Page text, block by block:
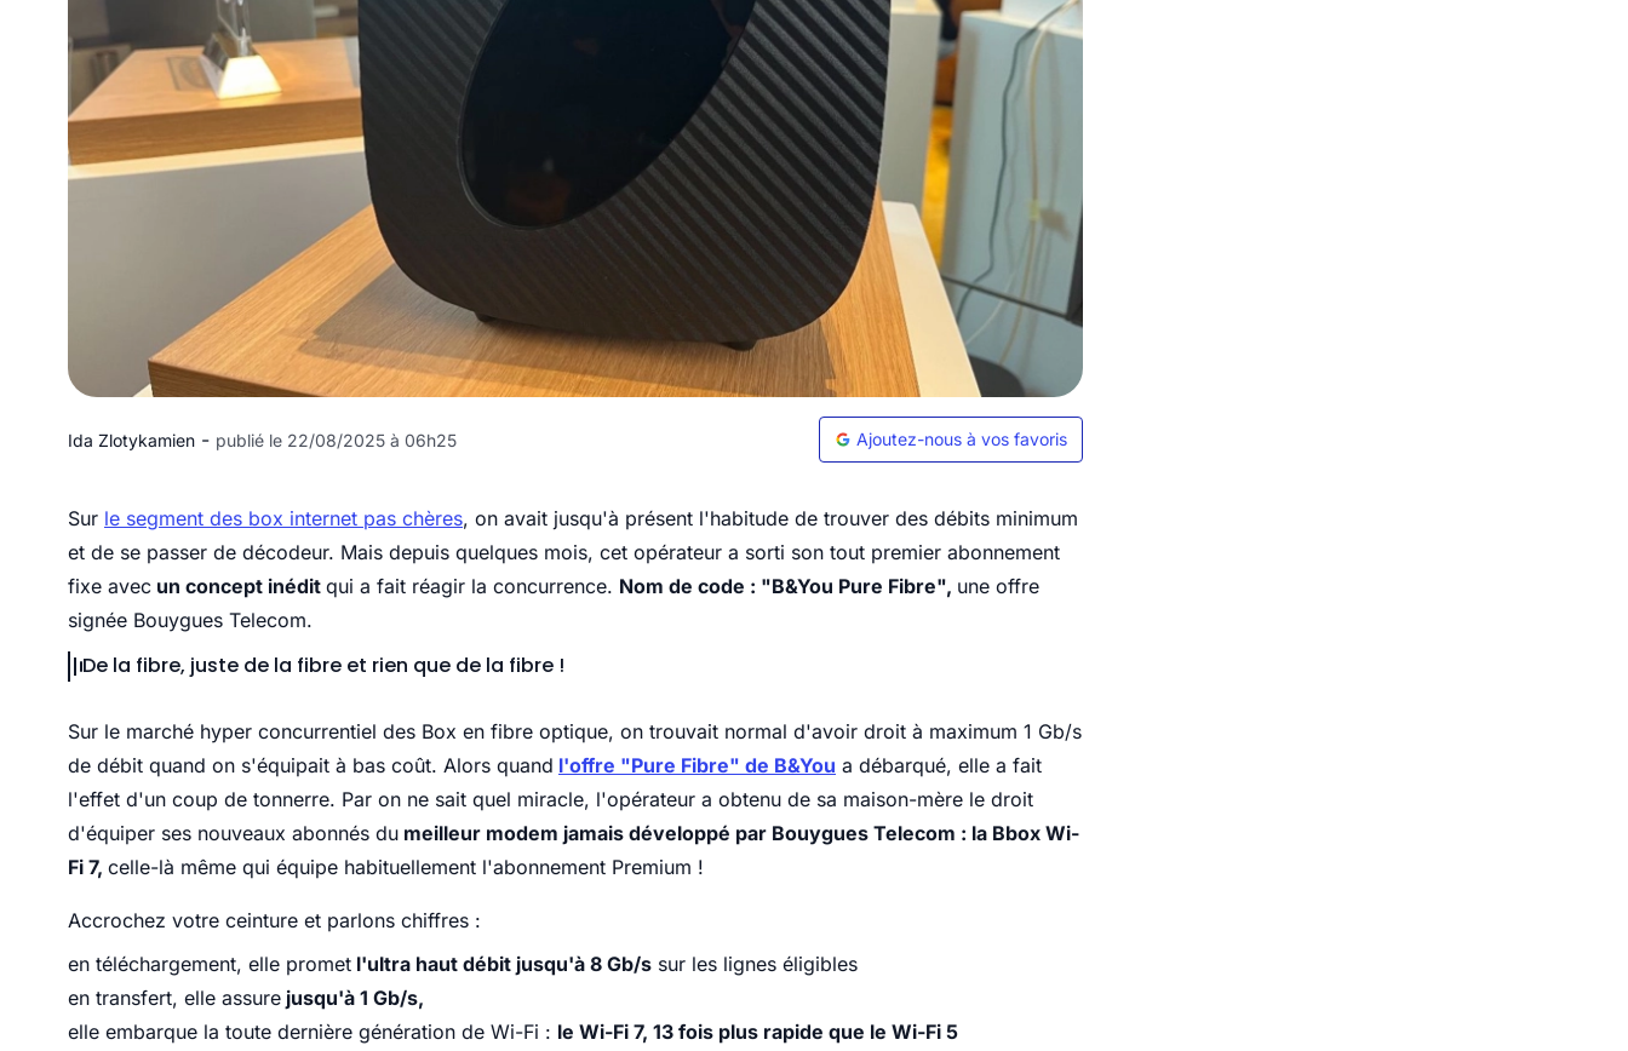
Ida Zlotykamien - publié le 22/08/2025 à 06h25 Ajoutez-nous à vos favoris
Sur le segment des box internet pas chères, on avait jusqu'à présent l'habitude de trouver des débits minimum
et de se passer de décodeur. Mais depuis quelques mois, cet opérateur a sorti son tout premier abonnement
fixe avec un concept inédit qui a fait réagir la concurrence. Nom de code : "B&You Pure Fibre", une offre
signée Bouygues Telecom.
De la fibre, juste de la fibre et rien que de la fibre !
Sur le marché hyper concurrentiel des Box en fibre optique, on trouvait normal d'avoir droit à maximum 1 Gb/s
de débit quand on s'équipait à bas coût. Alors quand l'offre "Pure Fibre" de B&You a débarqué, elle a fait
l'effet d'un coup de tonnerre. Par on ne sait quel miracle, l'opérateur a obtenu de sa maison-mère le droit
d'équiper ses nouveaux abonnés du meilleur modem jamais développé par Bouygues Telecom : la Bbox Wi-
Fi 7, celle-là même qui équipe habituellement l'abonnement Premium !
Accrochez votre ceinture et parlons chiffres :
en téléchargement, elle promet l'ultra haut débit jusqu'à 8 Gb/s sur les lignes éligibles
en transfert, elle assure jusqu'à 1 Gb/s,
elle embarque la toute dernière génération de Wi-Fi : le Wi-Fi 7, 13 fois plus rapide que le Wi-Fi 5